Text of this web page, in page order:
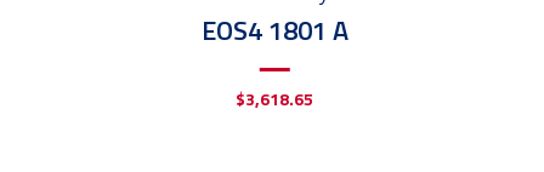
EOS4 1801 A
$3,618.65